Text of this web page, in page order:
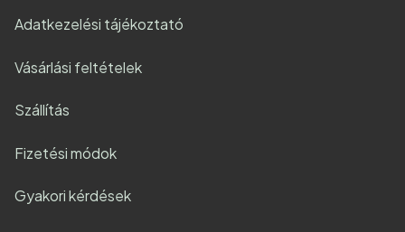
Adatkezelési tájékoztató
Vásárlási feltételek
Szállítás
Fizetési módok
Gyakori kérdések